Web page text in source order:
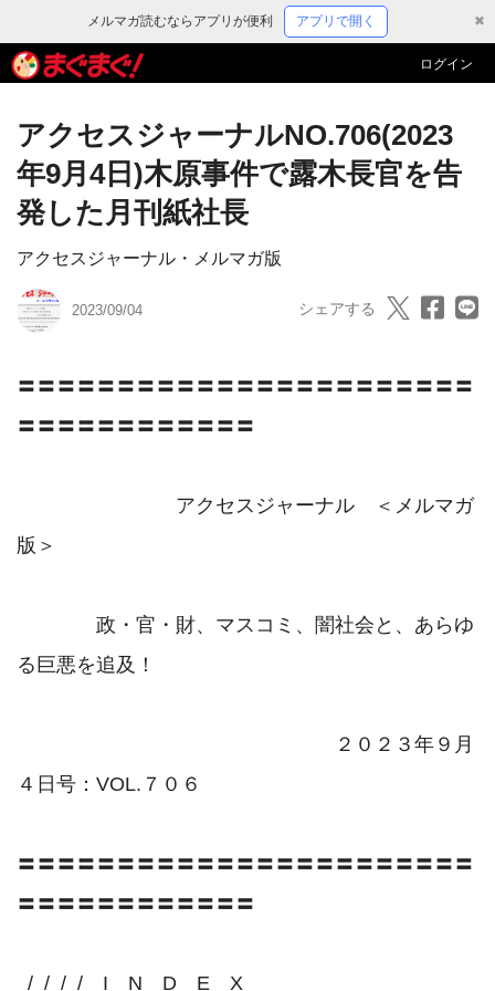
メルマガ読むならアプリが便利 アプリで開く ✖
ログイン
アクセスジャーナルNO.706(2023
年9月4日)木原事件で露木長官を告
発した月刊紙社長
アクセスジャーナル・メルマガ版
2023/09/04 シェアする
〓〓〓〓〓〓〓〓〓〓〓〓〓〓〓〓〓〓〓〓〓〓〓
〓〓〓〓〓〓〓〓〓〓〓〓
アクセスジャーナル　＜メルマガ
版＞
政・官・財、マスコミ、闇社会と、あらゆ
る巨悪を追及！
２０２３年９月
４日号：VOL.７０６
〓〓〓〓〓〓〓〓〓〓〓〓〓〓〓〓〓〓〓〓〓〓〓
〓〓〓〓〓〓〓〓〓〓〓〓
_/_/_/_/　I　N　D　E　X